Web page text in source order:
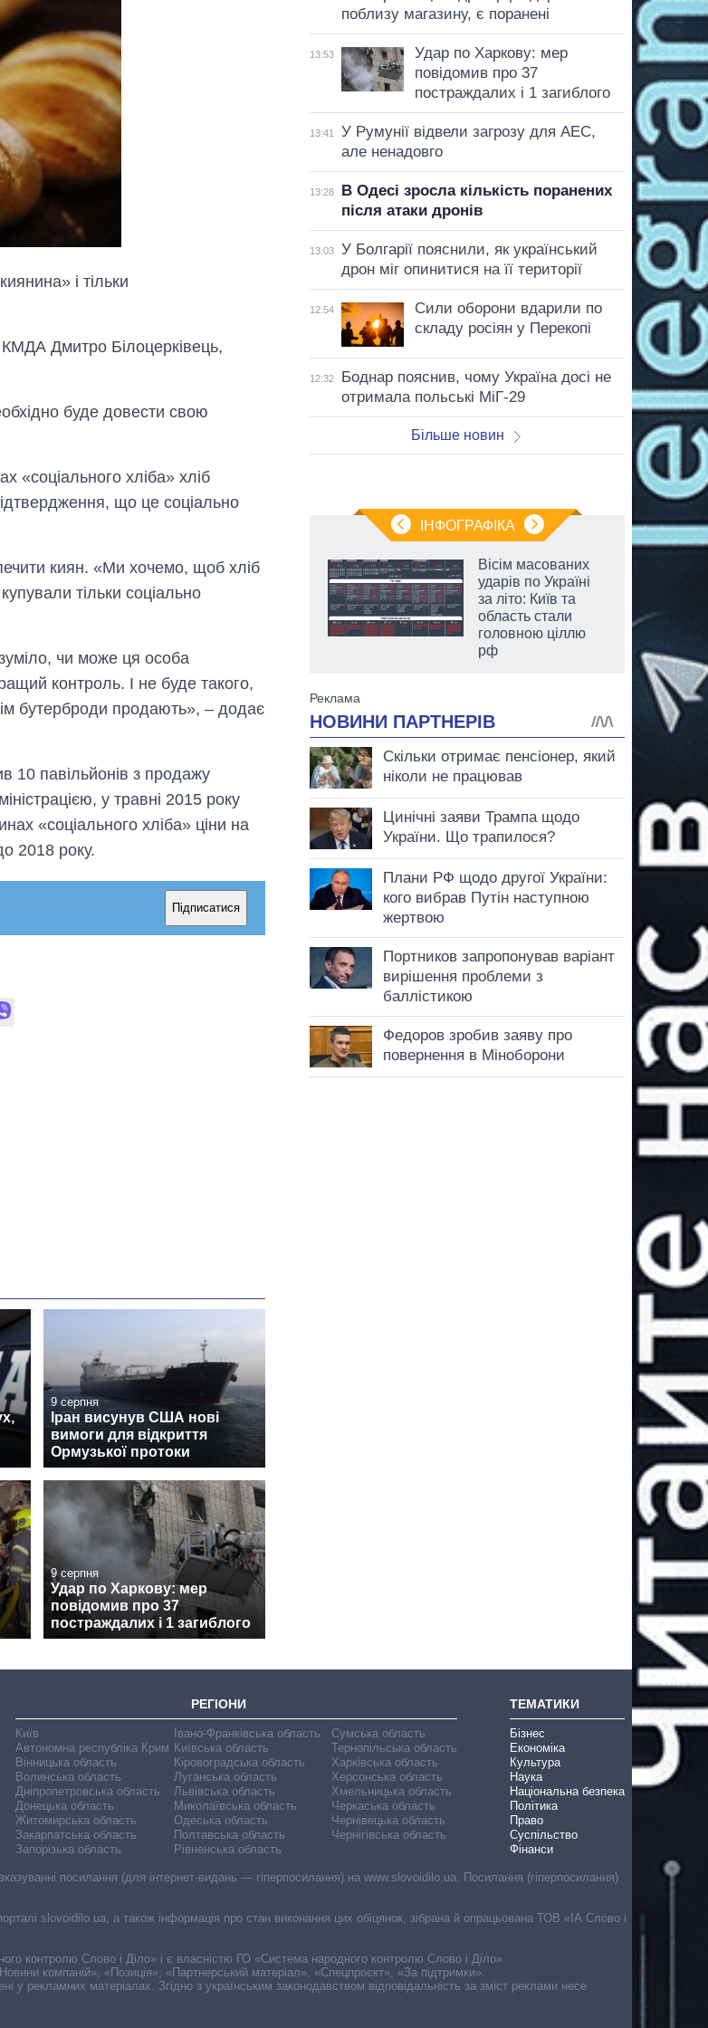
і тільки
Дмитро Білоцерківець,
буде довести свою
«соціального хліба» хліб
що це соціально
киян. «Ми хочемо, щоб хліб
тільки соціально
чи може ця особа
контроль. І не буде такого,
бутерброди продають», – додає
10 павільйонів з продажу
у травні 2015 року
«соціального хліба» ціни на
2018 року.
Підписатися
9 серпня
Іран висунув США нові
вимоги для відкриття
Ормузької протоки
9 серпня
Удар по Харкову: мер
повідомив про 37
постраждалих і 1 загиблого
поблизу магазину, є поранені
13:53
Удар по Харкову: мер
повідомив про 37
постраждалих і 1 загиблого
13:41
У Румунії відвели загрозу для АЕС,
але ненадовго
13:28
В Одесі зросла кількість поранених
після атаки дронів
13:03
У Болгарії пояснили, як український
дрон міг опинитися на її території
12:54
Сили оборони вдарили по
складу росіян у Перекопі
12:32
Боднар пояснив, чому Україна досі не
отримала польські МіГ-29
Більше новин
ІНФОГРАФІКА
Як за 10 років
змінилася кількість
вступників на
аспірантуру
Вісім масованих
ударів по Україні
за літо: Київ та
область стали
головною ціллю
рф
РЕГІОНИ
Київ
Автономна республіка Крим
Вінницька область
Волинська область
Дніпропетровська область
Донецька область
Житомирська область
Закарпатська область
Запорізька область
Івано-Франківська область
Київська область
Кіровоградська область
Луганська область
Львівська область
Миколаївська область
Одеська область
Полтавська область
Рівненська область
Сумська область
Тернопільська область
Харківська область
Херсонська область
Хмельницька область
Черкаська область
Чернівецька область
Чернігівська область
ТЕМАТИКИ
Бізнес
Економіка
Культура
Наука
Національна безпека
Політика
Право
Суспільство
Фінанси
посилання (для інтернет-видань — гіперпосилання) на www.slovoidilo.ua. Посилання (гіперпосилання)
slovoidilo.ua, а також інформація про стан виконання цих обіцянок, зібрана й опрацьована ТОВ «ІА Слово і
контролю Слово і Діло» і є власністю ГО «Система народного контролю Слово і Діло».
компаній», «Позиція», «Партнерський матеріал», «Спецпроєкт», «За підтримки».
у рекламних матеріалах. Згідно з українським законодавством відповідальність за зміст реклами несе